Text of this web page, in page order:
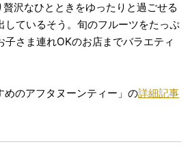
沢なひとときをゆったりと過ごせる
しているそう。旬のフルーツをたっぷ
子さま連れOKのお店までバラエティ
のアフタヌーンティー」の詳細記事